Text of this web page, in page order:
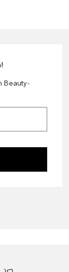
Beauty-